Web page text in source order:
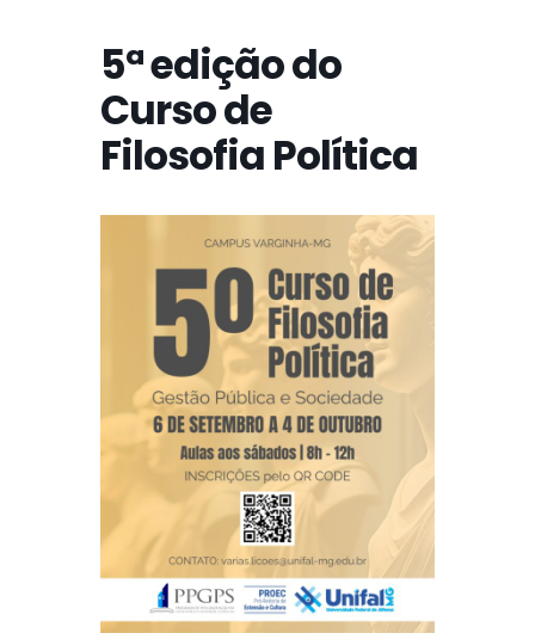
5ª edição do
Curso de
Filosofia Política